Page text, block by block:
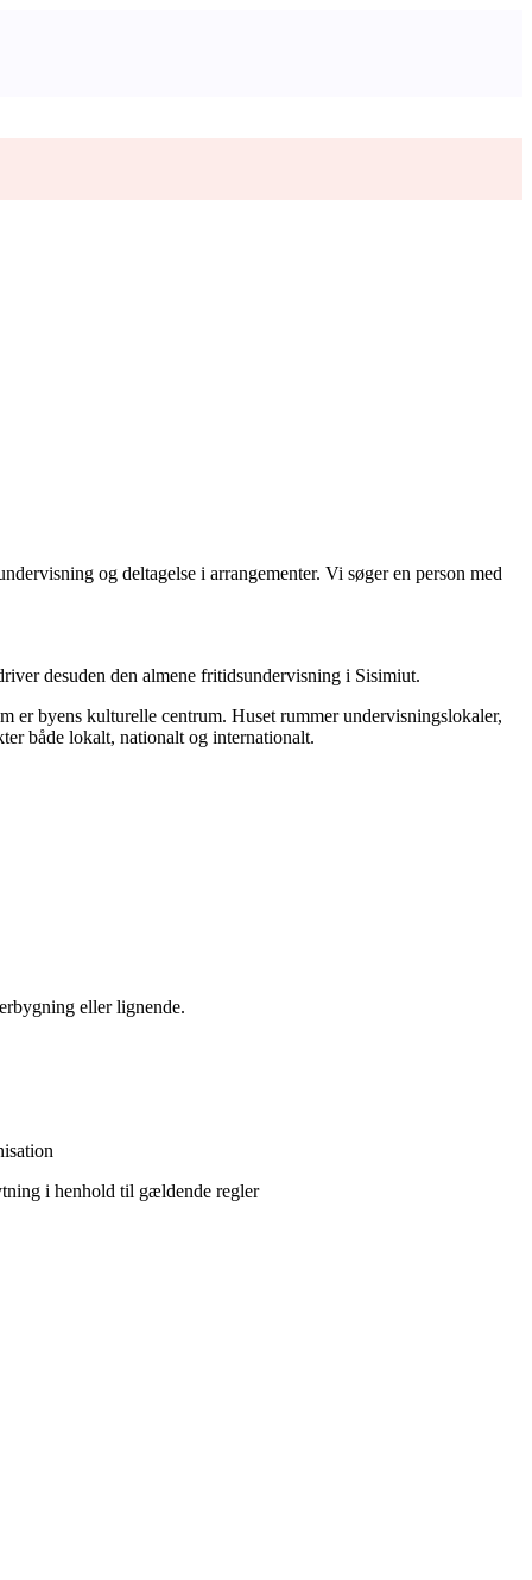
og deltagelse i arrangementer. Vi søger en person med
desuden den almene fritidsundervisning i Sisimiut.
er byens kulturelle centrum. Huset rummer undervisningslokaler,
både lokalt, nationalt og internationalt.
eller lignende.
i henhold til gældende regler